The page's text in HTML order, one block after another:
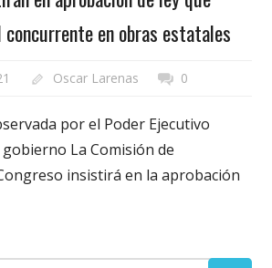
en obras estatales
Oscar Larenas 0
por el Poder Ejecutivo
La Comisión de
insistirá en la aprobación